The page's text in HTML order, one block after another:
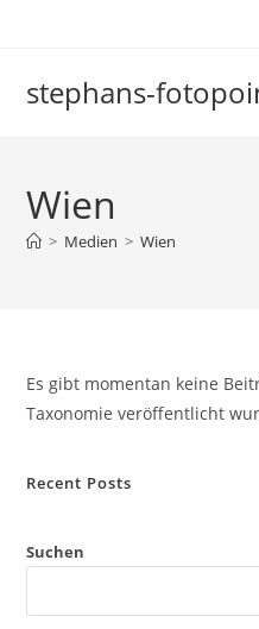
stephans-
Wien
> Medien > Wien
Es gibt momentan keine
Taxonomie veröffentlicht
Recent Posts
Suchen